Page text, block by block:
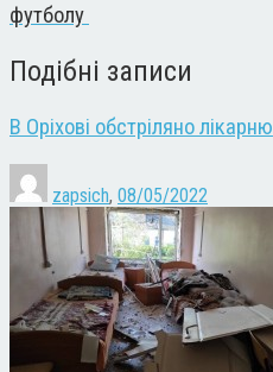
футболу
Подібні записи
В Оріхові обстріляно лікарню
zapsich, 08/05/2022